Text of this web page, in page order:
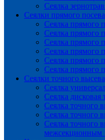
Сеялка
Сеялки прямого посева
Сеялка прямого
Сеялка прямого
Сеялка прямого
Сеялка прямого
Сеялка прямого
Сеялка прямого
Сеялки точного высева
Сеялка
Сеялка дисковая
Сеялка
Сеялка
Сеялка
межсекционным